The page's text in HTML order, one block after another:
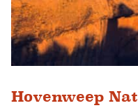
Hovenweep